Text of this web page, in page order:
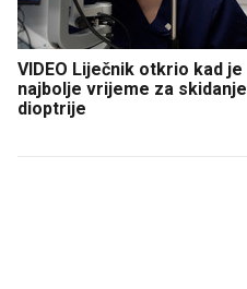
VIDEO Liječnik otkrio kad je
najbolje vrijeme za skidanje
dioptrije